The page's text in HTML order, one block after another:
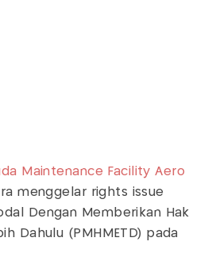
Maintenance Facility Aero
menggelar rights issue
Dengan Memberikan Hak
Dahulu (PMHMETD) pada